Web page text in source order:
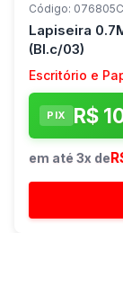
Código: 076805C
Lapiseira
(Bl.c/03)
Escritório e
PIX R$
em até 3x de